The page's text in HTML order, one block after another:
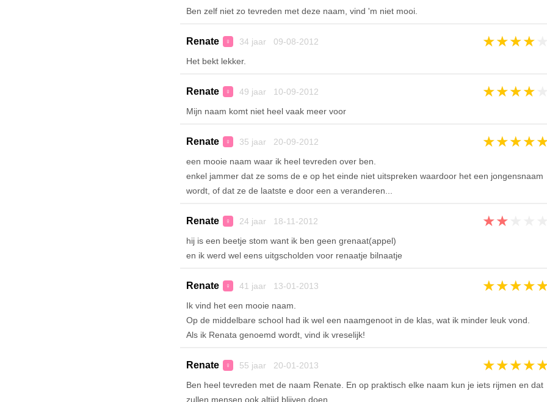
Ben zelf niet zo tevreden met deze naam, vind 'm niet mooi.
Renate ♀ 34 jaar 09-08-2012 ★★★★
Het bekt lekker.
Renate ♀ 49 jaar 10-09-2012 ★★★★
Mijn naam komt niet heel vaak meer voor
Renate ♀ 35 jaar 20-09-2012 ★★★★
een mooie naam waar ik heel tevreden over ben.
enkel jammer dat ze soms de e op het einde niet uitspreken waardoor het een jongensnaam
wordt, of dat ze de laatste e door een a veranderen...
Renate ♀ 24 jaar 18-11-2012 ★★
hij is een beetje stom want ik ben geen grenaat(appel)
en ik werd wel eens uitgscholden voor renaatje bilnaatje
Renate ♀ 41 jaar 13-01-2013 ★★★★
Ik vind het een mooie naam.
Op de middelbare school had ik wel een naamgenoot in de klas, wat ik minder leuk vond.
Als ik Renata genoemd wordt, vind ik vreselijk!
Renate ♀ 55 jaar 20-01-2013 ★★★★
Ben heel tevreden met de naam Renate. En op praktisch elke naam kun je iets rijmen en dat
zullen mensen ook altijd blijven doen.